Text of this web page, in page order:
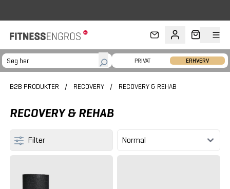
PRIVAT ERHVERV
B2B PRODUKTER / RECOVERY / RECOVERY & REHAB
RECOVERY & REHAB
Filter